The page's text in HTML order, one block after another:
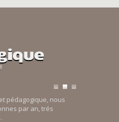
pédagogique, nous
par an, trés